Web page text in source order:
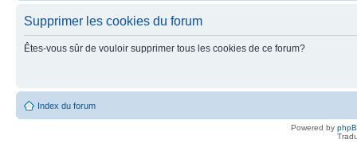
Supprimer les cookies du forum
Êtes-vous sûr de vouloir supprimer tous les cookies de ce forum?
Index du forum
Powered by